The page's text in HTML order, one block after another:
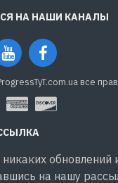
НА НАШИ КАНАЛЫ
все
обновлений
на нашу